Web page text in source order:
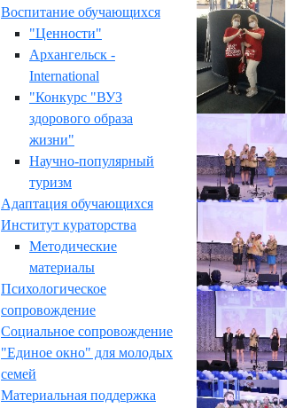
Воспитание обучающихся
"Ценности"
Архангельск -
International
"Конкурс "ВУЗ
здорового образа
жизни"
Научно-популярный
туризм
Адаптация обучающихся
Институт кураторства
Методические
материалы
Психологическое
сопровождение
Социальное сопровождение
"Единое окно" для молодых
семей
Материальная поддержка